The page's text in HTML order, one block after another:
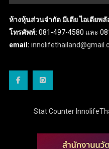
ห้างหุ้นส่วนจำกัด มีเดีย ไอเดียพลั
โทรศัพท์: 081-497-4580 และ
email:
Stat Counter